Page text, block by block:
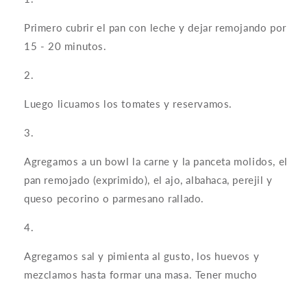
Primero cubrir el pan con leche y dejar remojando por
15 - 20 minutos.
Luego licuamos los tomates y reservamos.
Agregamos a un bowl la carne y la panceta molidos, el
pan remojado (exprimido), el ajo, albahaca, perejil y
queso pecorino o parmesano rallado.
Agregamos sal y pimienta al gusto, los huevos y
mezclamos hasta formar una masa. Tener mucho